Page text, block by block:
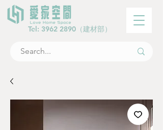
Tel: 3962 2890 （建材部）